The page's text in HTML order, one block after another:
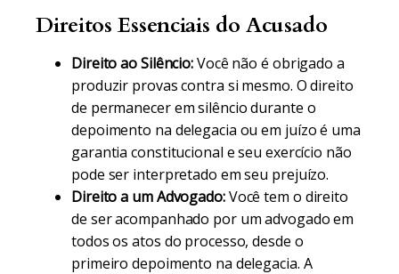
Direitos Essenciais do Acusado
Direito ao Silêncio:Você não é obrigado a
produzir provas contra si mesmo. O direito
de permanecer em silêncio durante o
depoimento na delegacia ou em juízo é uma
garantia constitucional e seu exercício não
pode ser interpretado em seu prejuízo.
Direito a um Advogado:Você tem o direito
de ser acompanhado por um advogado em
todos os atos do processo, desde o
primeiro depoimento na delegacia. A